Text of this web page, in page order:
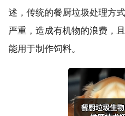
述，传统的餐厨垃圾处理方
严重，造成有机物的浪费，
能用于制作饲料。